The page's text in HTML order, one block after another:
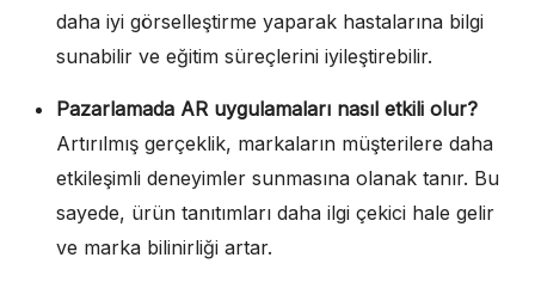
daha iyi görselleştirme yaparak hastalarına bilgi
sunabilir ve eğitim süreçlerini iyileştirebilir.
Pazarlamada AR uygulamaları nasıl etkili olur?
Artırılmış gerçeklik, markaların müşterilere daha
etkileşimli deneyimler sunmasına olanak tanır. Bu
sayede, ürün tanıtımları daha ilgi çekici hale gelir
ve marka bilinirliği artar.